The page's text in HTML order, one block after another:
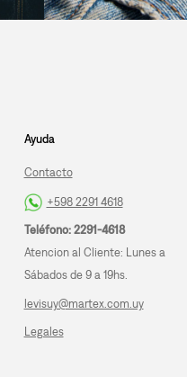
Ayuda
Contacto
+598 2291 4618
Teléfono: 2291-4618
Atencion al Cliente: Lunes a
Sábados de 9 a 19hs.
levisuy@martex.com.uy
Legales